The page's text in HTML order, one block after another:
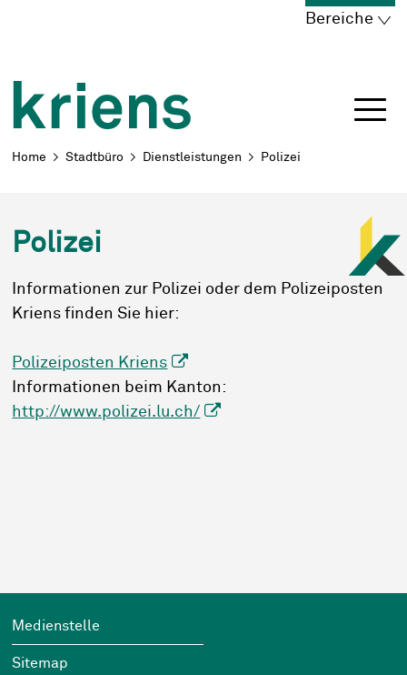
Navigieren in Kriens
Bereiche
Breadcrumb
Home Stadtbüro Dienstleistungen Polizei
Polizei
Informationen zur Polizei oder dem Polizeiposten
Kriens finden Sie hier:
Polizeiposten Kriens
Informationen beim Kanton:
http://www.polizei.lu.ch/
Footer
Wichtige Links
Medienstelle
Sitemap